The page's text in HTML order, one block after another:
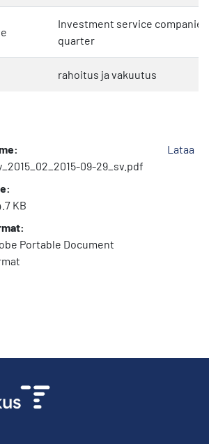
Investment service companies
quarter
rahoitus ja vakuutus
09-29_sv.pdf
KB
Portable Document
Lataa